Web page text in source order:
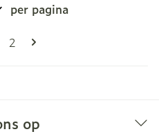
Pagina's
lees momenteel pagina
Pagina
2
per pagina
op